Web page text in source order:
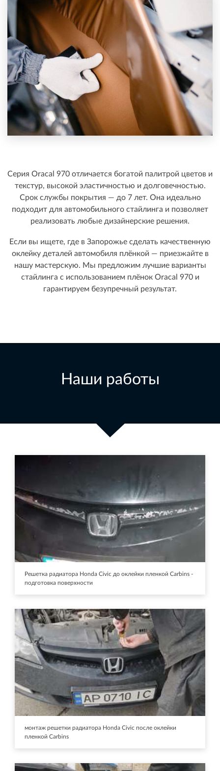
Серия Oracal 970 отличается богатой палитрой цветов и
текстур, высокой эластичностью и долговечностью.
Срок службы покрытия — до 7 лет. Она идеально
подходит для автомобильного стайлинга и позволяет
реализовать любые дизайнерские решения.
Если вы ищете, где в Запорожье сделать качественную
оклейку деталей автомобиля плёнкой — приезжайте в
нашу мастерскую. Мы предложим лучшие варианты
стайлинга с использованием плёнок Oracal 970 и
гарантируем безупречный результат.
Наши работы
Решетка радиатора Honda Civic до оклейки пленкой Carbins -
подготовка поверхности
монтаж решетки радиатора Honda Civic после оклейки
пленкой Carbins